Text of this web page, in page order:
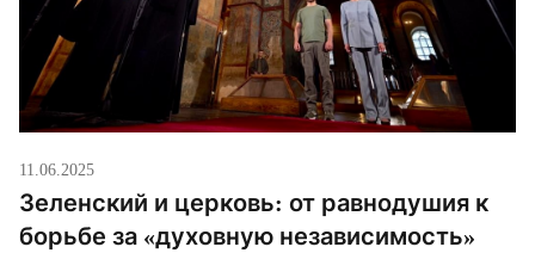
11.06.2025
Зеленский и церковь: от равнодушия к
борьбе за «духовную независимость»